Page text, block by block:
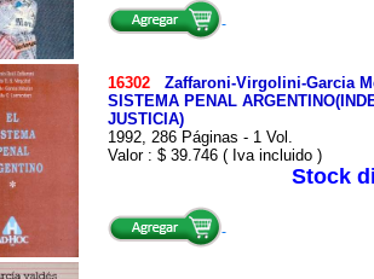
16302 Zaffaroni-Virgolini-Garcia
SISTEMA PENAL
JUSTICIA)
1992, 286 Páginas - 1 Vol.
Valor : $ 39.746 ( Iva incluido )
Stock